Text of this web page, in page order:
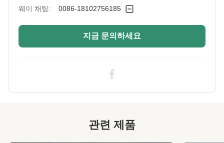
Silicified:
웨이 채팅:
0086-18102756185
지금 문의하세요
관련 제품